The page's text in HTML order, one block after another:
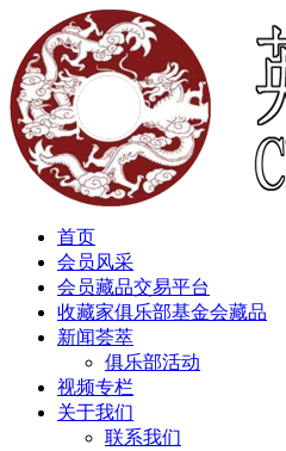
首页
会员风采
会员藏品交易平台
收藏家俱乐部基金会藏品
新闻荟萃
俱乐部活动
视频专栏
关于我们
联系我们